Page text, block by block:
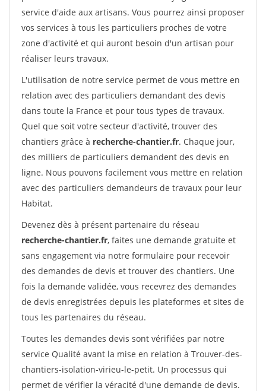
service d'aide aux artisans. Vous pourrez ainsi proposer
vos services à tous les particuliers proches de votre
zone d'activité et qui auront besoin d'un artisan pour
réaliser leurs travaux.
L'utilisation de notre service permet de vous mettre en
relation avec des particuliers demandant des devis
dans toute la France et pour tous types de travaux.
Quel que soit votre secteur d'activité, trouver des
chantiers grâce à recherche-chantier.fr. Chaque jour,
des milliers de particuliers demandent des devis en
ligne. Nous pouvons facilement vous mettre en relation
avec des particuliers demandeurs de travaux pour leur
Habitat.
Devenez dès à présent partenaire du réseau
recherche-chantier.fr, faites une demande gratuite et
sans engagement via notre formulaire pour recevoir
des demandes de devis et trouver des chantiers. Une
fois la demande validée, vous recevrez des demandes
de devis enregistrées depuis les plateformes et sites de
tous les partenaires du réseau.
Toutes les demandes devis sont vérifiées par notre
service Qualité avant la mise en relation à Trouver-des-
chantiers-isolation-virieu-le-petit. Un processus qui
permet de vérifier la véracité d'une demande de devis.